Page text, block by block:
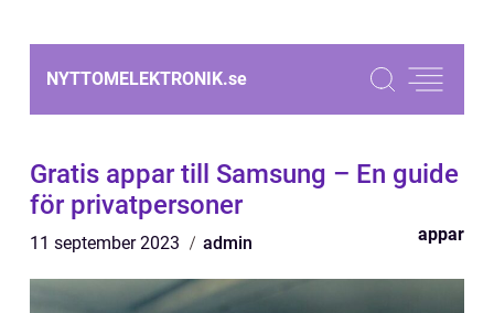
NYTTOMELEKTRONIK.se
Gratis appar till Samsung – En guide
för privatpersoner
11 september 2023 admin appar